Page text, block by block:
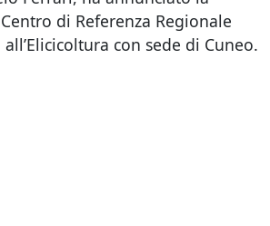
di Referenza Regionale
con sede di Cuneo.